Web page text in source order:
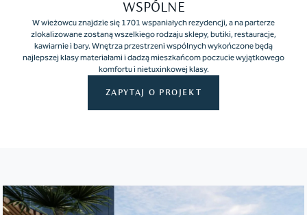
WSPÓLNE
W wieżowcu znajdzie się 1701 wspaniałych rezydencji, a na parterze
zlokalizowane zostaną wszelkiego rodzaju sklepy, butiki, restauracje,
kawiarnie i bary. Wnętrza przestrzeni wspólnych wykończone będą
najlepszej klasy materiałami i dadzą mieszkańcom poczucie wyjątkowego
komfortu i nietuxinkowej klasy.
ZAPYTAJ O PROJEKT